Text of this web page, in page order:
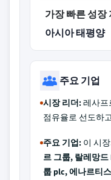
가장 빠른 성장
아시아 태평양
주요 기업
시장 리더:레사프
점유율로 선도하
주요 기업: 이 시
르 그룹, 랄레망
룹 plc, 에나르티